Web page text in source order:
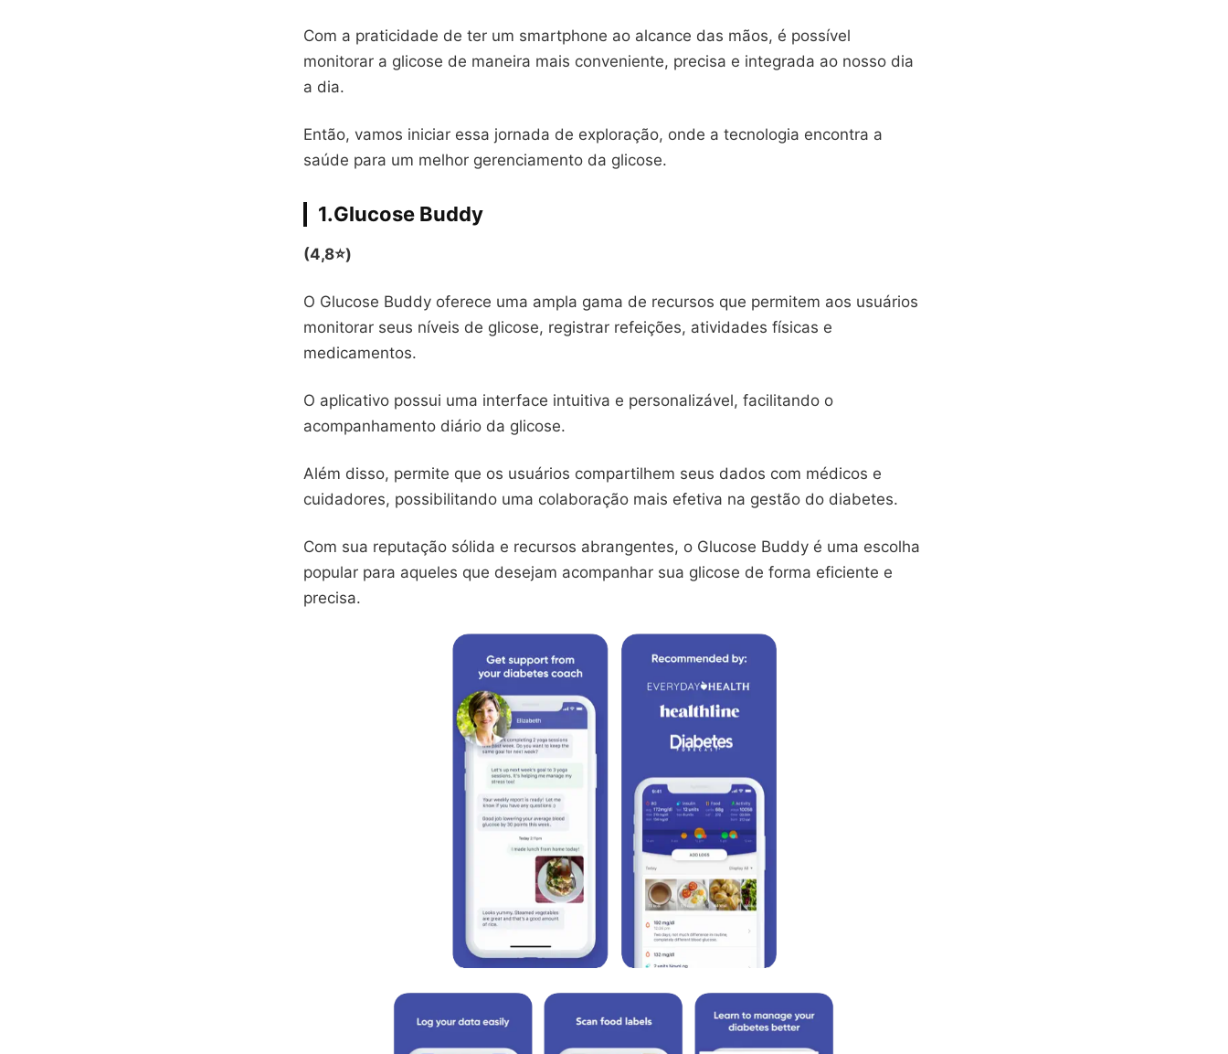
Com a praticidade de ter um smartphone ao alcance das mãos, é possível
monitorar a glicose de maneira mais conveniente, precisa e integrada ao nosso dia
a dia.
Então, vamos iniciar essa jornada de exploração, onde a tecnologia encontra a
saúde para um melhor gerenciamento da glicose.
1.Glucose Buddy
(4,8⭐)
O Glucose Buddy oferece uma ampla gama de recursos que permitem aos usuários
monitorar seus níveis de glicose, registrar refeições, atividades físicas e
medicamentos.
O aplicativo possui uma interface intuitiva e personalizável, facilitando o
acompanhamento diário da glicose.
Além disso, permite que os usuários compartilhem seus dados com médicos e
cuidadores, possibilitando uma colaboração mais efetiva na gestão do diabetes.
Com sua reputação sólida e recursos abrangentes, o Glucose Buddy é uma escolha
popular para aqueles que desejam acompanhar sua glicose de forma eficiente e
precisa.